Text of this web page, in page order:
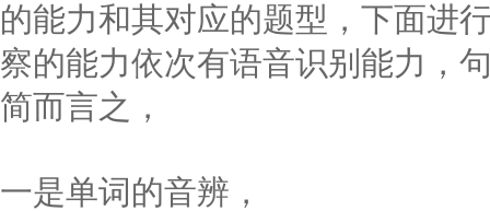
的能力和其对应的题型，下面进
察的能力依次有语音识别能力，
简而言之，
一是单词的音辨，